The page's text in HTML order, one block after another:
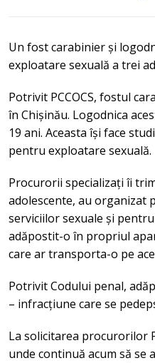
Un fost carabinier și
exploatare sexuală a trei
Potrivit PCCOCS, fostul
în Chișinău. Logodnica
19 ani. Aceasta își face
pentru exploatare sexuală.
Procurorii specializați îi
adolescente, au organizat
serviciilor sexuale și
adăpostit-o în propriul
care ar transporta-o pe
Potrivit Codului penal,
– infracțiune care se
La solicitarea procurorilor
unde continuă acum să